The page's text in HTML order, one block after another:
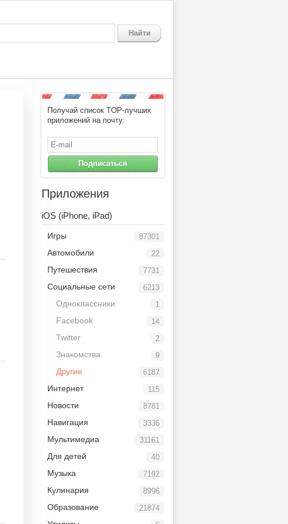
Найти
Получай список TOP-лучших
приложений на почту:
Подписаться
Приложения
iOS (iPhone, iPad)
87301
Игры
22
Автомобили
7731
Путешествия
6213
Социальные сети
1
Одноклассники
14
Facebook
2
Twitter
9
Знакомства
6187
Другие
115
Интернет
8781
Новости
3336
Навигация
31161
Мультимедиа
40
Для детей
7192
Музыка
8996
Кулинария
21874
Образование